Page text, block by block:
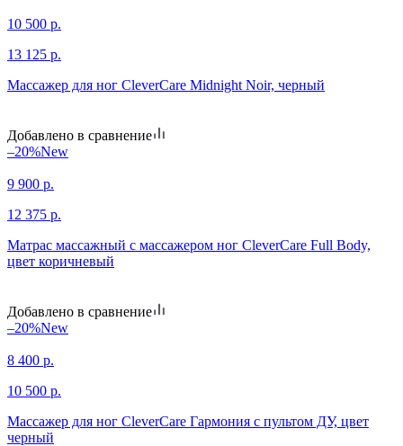
10 500 р.
13 125 р.
Массажер для ног CleverCare Midnight Noir, черный
Добавлено в сравнение
–20%New
9 900 р.
12 375 р.
Матрас массажный с массажером ног CleverCare Full Body,
цвет коричневый
Добавлено в сравнение
–20%New
8 400 р.
10 500 р.
Массажер для ног CleverCare Гармония с пультом ДУ, цвет
черный